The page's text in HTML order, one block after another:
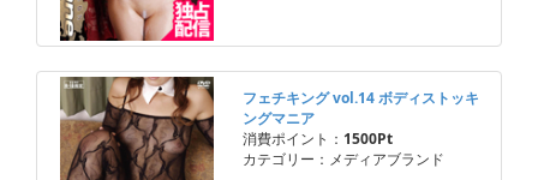
フェチキング vol.14 ボディストッキ
ングマニア
消費ポイント： 1500Pt
カテゴリー：メディアブランド